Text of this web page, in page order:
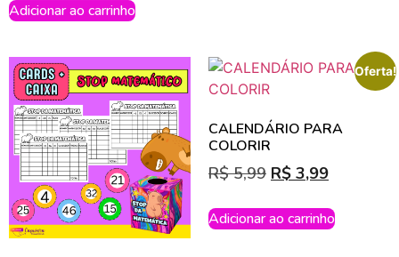
Adicionar ao carrinho
Oferta!
CALENDÁRIO PARA
COLORIR
R$5,99 R$ 3,99
Adicionar ao carrinho